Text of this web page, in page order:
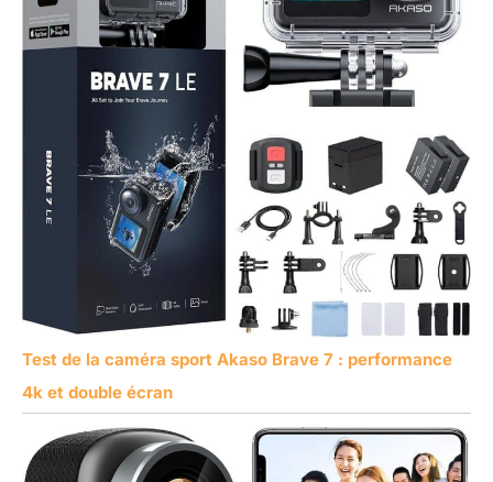
Test de la caméra sport Akaso Brave 7 : performance
4k et double écran